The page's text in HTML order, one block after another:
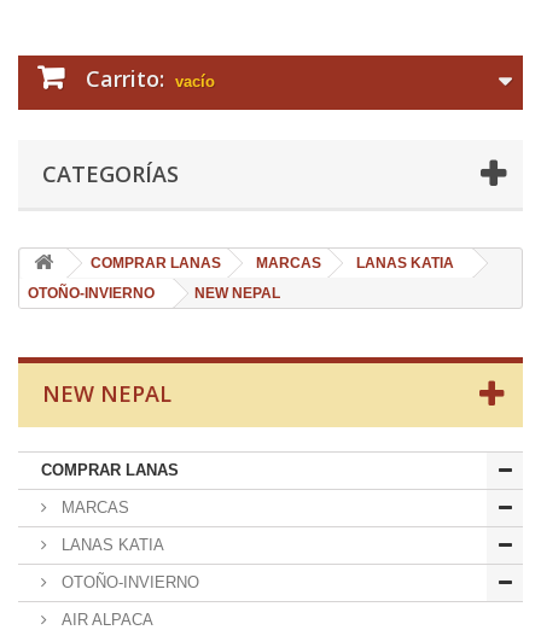
Carrito: vacío
CATEGORÍAS
COMPRAR LANAS MARCAS
LANAS KATIA
OTOÑO-INVIERNO
NEW NEPAL
NEW NEPAL
COMPRAR LANAS
MARCAS
LANAS KATIA
OTOÑO-INVIERNO
AIR ALPACA